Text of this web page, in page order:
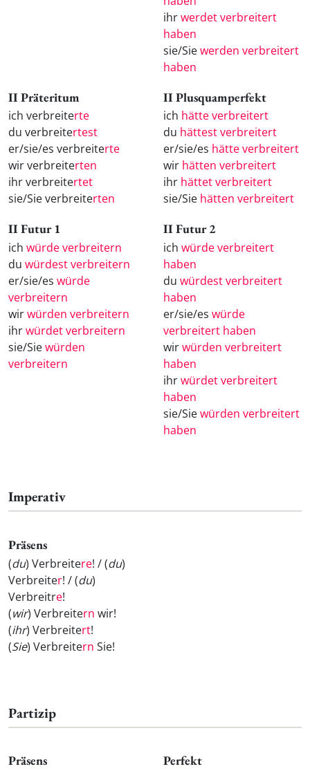
ihrwerdet verbreitert
haben
sie/Siewerden verbreitert
haben
II Präteritum
ich verbreiterte
du verbreitertest
er/sie/es verbreiterte
wir verbreiterten
ihr verbreitertet
sie/Sie verbreiterten
II Plusquamperfekt
ich hätte verbreitert
du hättest verbreitert
er/sie/es hätte verbreitert
wir hätten verbreitert
ihr hättet verbreitert
sie/Sie hätten verbreitert
II Futur 1
ich würde verbreitern
du würdest verbreitern
er/sie/es würde
verbreitern
wirwürden verbreitern
ihrwürdet verbreitern
sie/Siewürden
verbreitern
II Futur 2
ich würde verbreitert
haben
du würdest verbreitert
haben
er/sie/es würde
verbreitert haben
wirwürden verbreitert
haben
ihrwürdet verbreitert
haben
sie/Siewürden verbreitert
haben
Imperativ
Präsens
(du) Verbreitere! / (du)
Verbreiter! / (du)
Verbreitre!
(wir) Verbreitern wir!
(ihr) Verbreitert!
(Sie) Verbreitern Sie!
Partizip
Präsens Perfekt